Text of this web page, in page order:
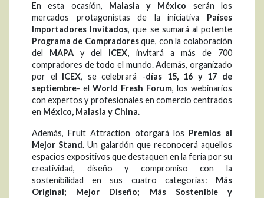
En esta ocasión, Malasia y México serán los
mercados protagonistas de la iniciativa Países
Importadores Invitados, que se sumará al potente
Programa de Compradoresque, con la colaboración
del MAPAy del ICEX, invitará a más de 700
compradores de todo el mundo. Además, organizado
por el ICEX, se celebrará -días 15, 16 y 17 de
septiembre- el World Fresh Forum, los webinarios
con expertos y profesionales en comercio centrados
en México, Malasia y China.
Además, Fruit Attraction otorgará los Premios al
Mejor Stand. Un galardón que reconocerá aquellos
espacios expositivos que destaquen en la feria por su
creatividad, diseño y compromiso con la
sostenibilidad en sus cuatro categorías: Más
Original; Mejor Diseño; Más Sostenible y